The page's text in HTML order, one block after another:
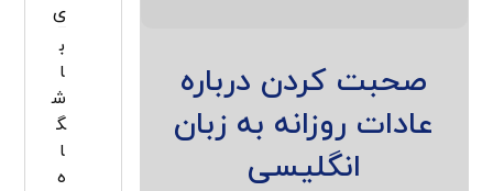
صحبت کردن درباره
عادات روزانه به زبان
انگلیسی
ی
ب
ا
ش
گ
ا
ه